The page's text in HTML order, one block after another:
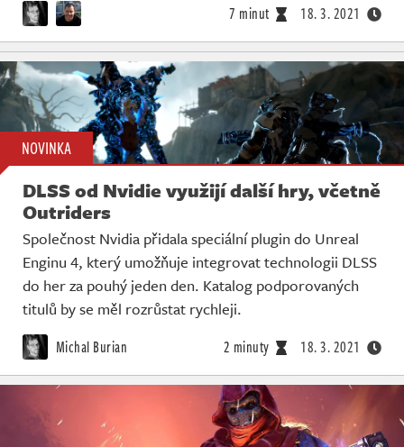
7 minut 18. 3. 2021
NOVINKA
DLSS od Nvidie využijí další hry, včetně
Outriders
Společnost Nvidia přidala speciální plugin do Unreal
Enginu 4, který umožňuje integrovat technologii DLSS
do her za pouhý jeden den. Katalog podporovaných
titulů by se měl rozrůstat rychleji.
Michal Burian 2 minuty 18. 3. 2021